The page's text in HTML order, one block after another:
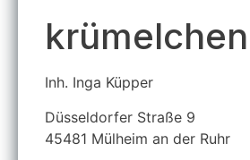
krümelchen
Inh. Inga Küpper
Düsseldorfer Straße 9
45481 Mülheim an der Ruhr